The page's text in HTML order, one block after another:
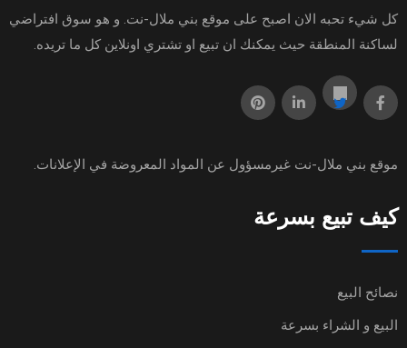
كل شيء تحبه الان اصبح على موقع بني ملال-نت. و هو سوق افتراضي
لساكنة المنطقة حيث يمكنك ان تبيع او تشتري اونلاين كل ما تريده.
موقع بني ملال-نت غيرمسؤول عن المواد المعروضة في الإعلانات.
كيف تبيع بسرعة
نصائح البيع
البيع و الشراء بسرعة